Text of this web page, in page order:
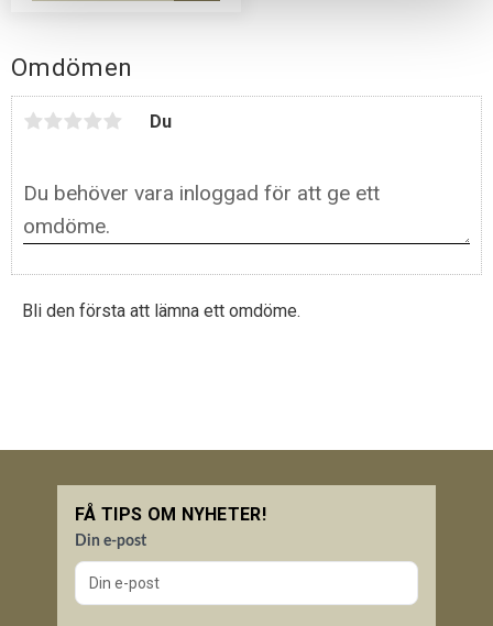
Omdömen
Du
Bli den första att lämna ett omdöme.
FÅ TIPS OM NYHETER!
Din e-post